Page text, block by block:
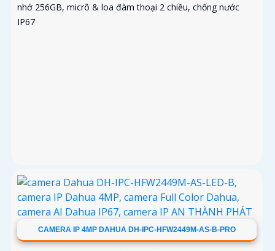
nhớ 256GB, micrô & loa đàm thoại 2 chiều, chống nước
IP67
CAMERA IP 4MP DAHUA DH-IPC-HFW2449M-AS-B-PRO